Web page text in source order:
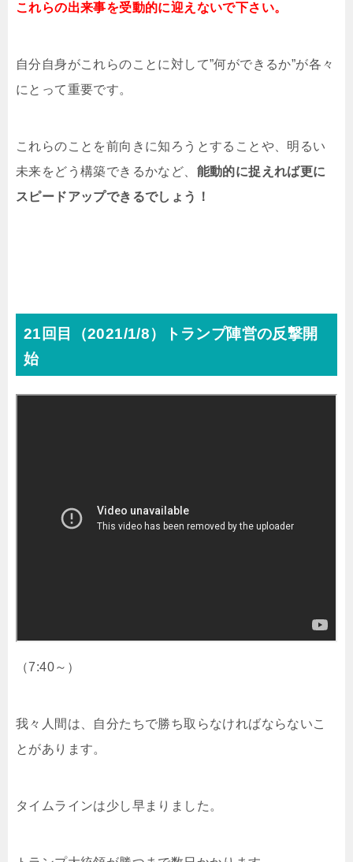
これらの出来事を受動的に迎えないで下さい。
自分自身がこれらのことに対して”何ができるか”が各々
にとって重要です。
これらのことを前向きに知ろうとすることや、明るい
未来をどう構築できるかなど、 能動的に捉えれば更に
スピードアップできるでしょう！
21回目（2021/1/8）トランプ陣営の反撃開
始
（7:40～）
我々人間は、自分たちで勝ち取らなければならないこ
とがあります。
タイムラインは少し早まりました。